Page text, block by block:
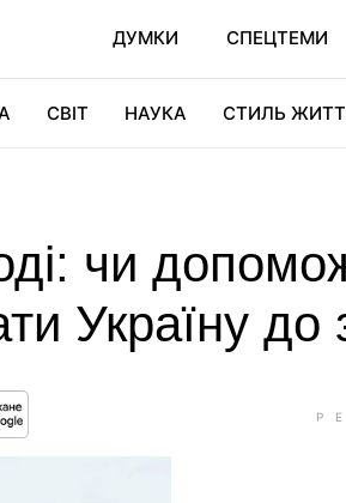
ДУМКИ СПЕЦТЕМИ
СВІТ НАУКА СТИЛЬ
чи
Україну до